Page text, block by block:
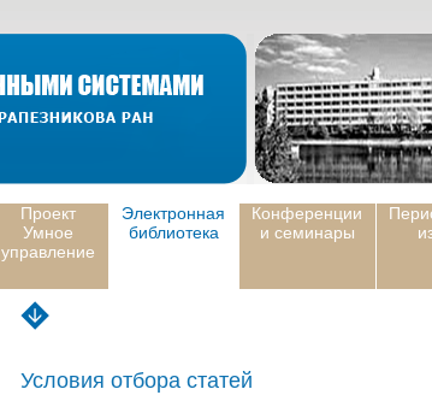
Проект
Умное
управление
Электронная
библиотека
Конференции
и семинары
Условия отбора статей